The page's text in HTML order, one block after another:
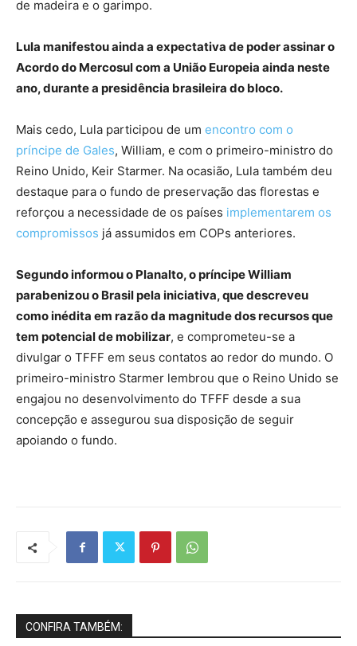
de madeira e o garimpo.
Lula manifestou ainda a expectativa de poder assinar o
Acordo do Mercosul com a União Europeia ainda neste
ano, durante a presidência brasileira do bloco.
Mais cedo, Lula participou de um encontro com o
príncipe de Gales, William, e com o primeiro-ministro do
Reino Unido, Keir Starmer. Na ocasião, Lula também deu
destaque para o fundo de preservação das florestas e
reforçou a necessidade de os países implementarem os
compromissos já assumidos em COPs anteriores.
Segundo informou o Planalto, o príncipe William
parabenizou o Brasil pela iniciativa, que descreveu
como inédita em razão da magnitude dos recursos que
tem potencial de mobilizar, e comprometeu-se a
divulgar o TFFF em seus contatos ao redor do mundo. O
primeiro-ministro Starmer lembrou que o Reino Unido se
engajou no desenvolvimento do TFFF desde a sua
concepção e assegurou sua disposição de seguir
apoiando o fundo.
CONFIRA TAMBÉM: